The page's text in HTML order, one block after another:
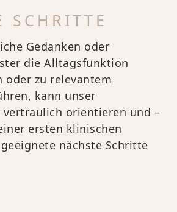
SCHRITTE
Gedanken oder
die Alltagsfunktion
oder zu relevantem
kann unser
orientieren und –
ersten klinischen
nächste Schritte